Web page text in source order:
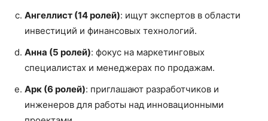
Ангеллист (14 ролей): ищут экспертов в области
инвестиций и финансовых технологий.
Анна (5 ролей): фокус на маркетинговых
специалистах и менеджерах по продажам.
Арк (6 ролей): приглашают разработчиков и
инженеров для работы над инновационными